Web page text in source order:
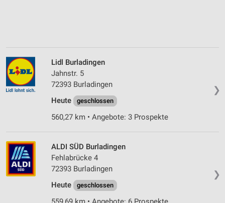
❯
Lidl Burladingen
Jahnstr. 5
72393 Burladingen
Heute
geschlossen
560,27 km • Angebote: 3 Prospekte
❯
ALDI SÜD Burladingen
Fehlabrücke 4
72393 Burladingen
Heute
geschlossen